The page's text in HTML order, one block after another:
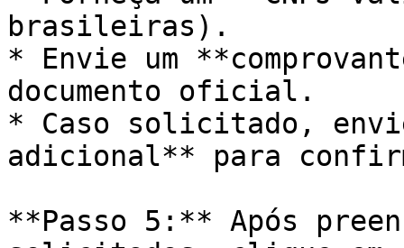
brasileiras).
* Envie um
documento oficial.
* Caso solicitado,
adicional** para
**Passo 5:** Após